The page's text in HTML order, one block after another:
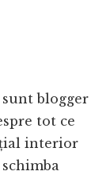
blogger
tot ce
interior